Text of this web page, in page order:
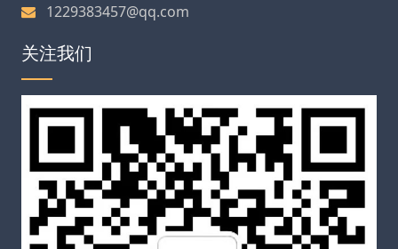
1229383457@qq.com
关注我们